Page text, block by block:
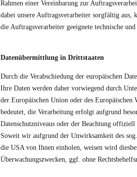
Rahmen einer Vereinbarung zur
dabei unsere Auftragsverarbeiter sorgfältig aus,
die Auftragsverarbeiter geeignete technische
Datenübermittlung in Drittstaaten
Durch die Verabschiedung der europäischen
Ihre Daten werden daher vorwiegend durch
der Europäischen Union oder des
bedeutet, die Verarbeitung erfolgt aufgrund
Datenschutzniveaus oder der Beachtung
Soweit wir aufgrund der Unwirksamkeit des
die USA von Ihnen einholen, weisen wird
Überwachungszwecken, ggf. ohne